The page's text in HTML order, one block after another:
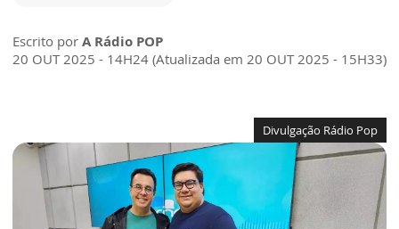
Escrito por A Rádio POP
20 OUT 2025 - 14H24 (Atualizada em 20 OUT 2025 - 15H33)
Divulgação Rádio Pop